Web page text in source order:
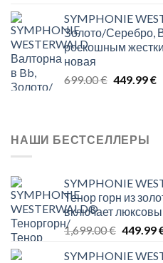
was:
699.00 €.
is:
SYMPHONIE
Золото/Серебро,
роскошным
новая
699.00€ Original
449.99€
НАШИ БЕСТСЕЛЛЕРЫ
SYMPHONIE
Тенор горн из
включает
1,699.00€ Original
was:
449.99
SYMPHONIE